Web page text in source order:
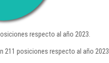
respecto al año 2023.
211 posiciones respecto al año 2023.